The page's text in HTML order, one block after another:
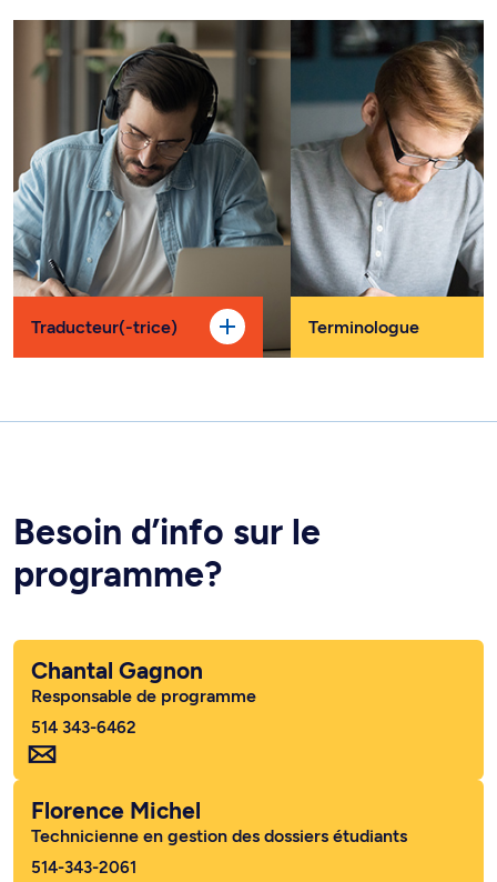
Traducteur(-trice) Terminologue
Besoin d’info sur le
programme?
Chantal Gagnon
Responsable de programme
514 343-6462
Florence Michel
Technicienne en gestion des dossiers étudiants
514-343-2061